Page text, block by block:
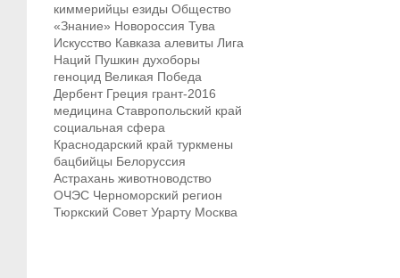
киммерийцы езиды Общество
«Знание» Новороссия Тува
Искусство Кавказа алевиты Лига
Наций Пушкин духоборы
геноцид Великая Победа
Дербент Греция грант-2016
медицина Ставропольский край
социальная сфера
Краснодарский край туркмены
бацбийцы Белоруссия
Астрахань животноводство
ОЧЭС Черноморский регион
Тюркский Совет Урарту Москва